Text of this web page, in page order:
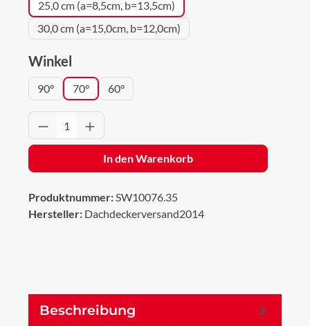
25,0 cm (a=8,5cm, b=13,5cm)
30,0 cm (a=15,0cm, b=12,0cm)
Winkel
90° 70° 60°
Produkt Anzahl: Gib den gewünschten
In den Warenkorb
Produktnummer:SW10076.35
Hersteller: Dachdeckerversand2014
Beschreibung